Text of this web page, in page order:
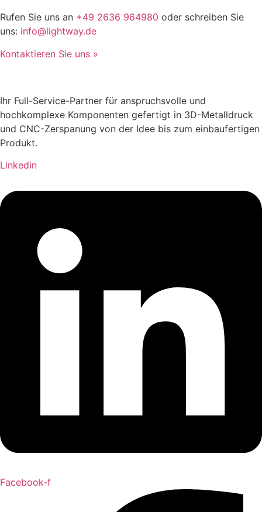
Rufen Sie uns an +49 2636 964980 oder schreiben Sie
uns: info@lightway.de
Kontaktieren Sie uns »
Ihr Full-Service-Partner für anspruchsvolle und
hochkomplexe Komponenten gefertigt in 3D-Metalldruck
und CNC-Zerspanung von der Idee bis zum einbaufertigen
Produkt.
Linkedin
Facebook-f